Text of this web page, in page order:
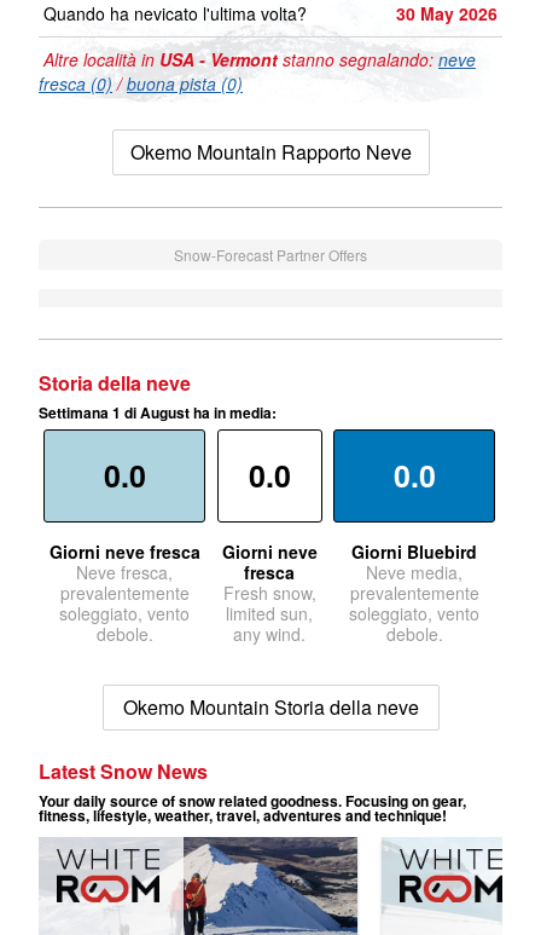
Quando ha nevicato l'ultima volta?
30 May 2026
Altre località in USA - Vermont stanno segnalando: neve
fresca (0)/buona pista (0)
Okemo Mountain Rapporto Neve
Snow-Forecast Partner Offers
Storia della neve
Settimana 1 di August ha in media:
0.0
Giorni neve fresca
Neve fresca,
prevalentemente
soleggiato, vento
debole.
0.0
Giorni neve
fresca
Fresh snow,
limited sun,
any wind.
0.0
Giorni Bluebird
Neve media,
prevalentemente
soleggiato, vento
debole.
Okemo Mountain Storia della neve